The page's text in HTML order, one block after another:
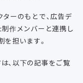
ーのもとで、広告デ
制作メンバーと連携し
担います。
、以下の記事をご覧